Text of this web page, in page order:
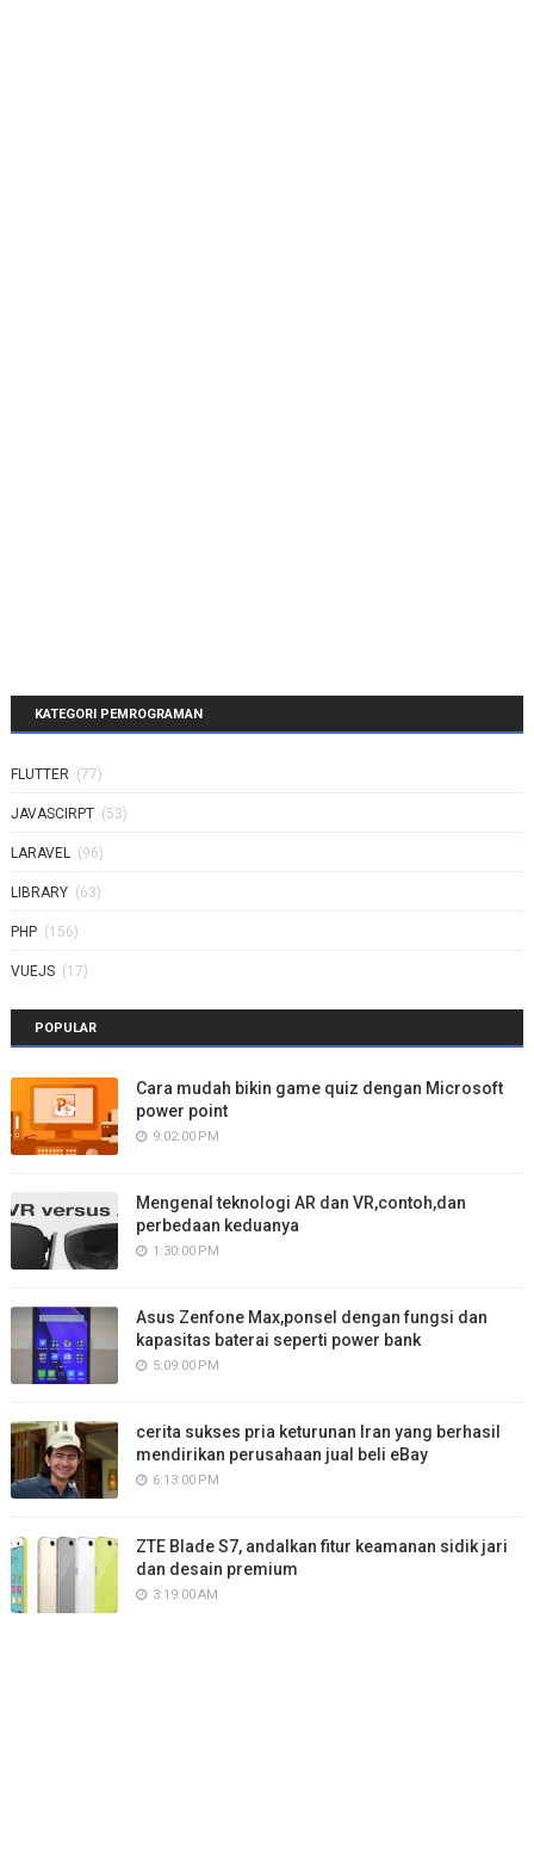
KATEGORI PEMROGRAMAN
FLUTTER (77)
JAVASCIRPT (53)
LARAVEL (96)
LIBRARY (63)
PHP (156)
VUEJS (17)
POPULAR
Cara mudah bikin game quiz dengan Microsoft
power point
9:02:00 PM
Mengenal teknologi AR dan VR,contoh,dan
perbedaan keduanya
1:30:00 PM
Asus Zenfone Max,ponsel dengan fungsi dan
kapasitas baterai seperti power bank
5:09:00 PM
cerita sukses pria keturunan Iran yang berhasil
mendirikan perusahaan jual beli eBay
6:13:00 PM
ZTE Blade S7, andalkan fitur keamanan sidik jari
dan desain premium
3:19:00 AM